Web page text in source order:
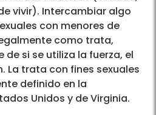
vivir). Intercambiar algo
con menores de
como trata,
si se utiliza la fuerza, el
La trata con fines sexuales
definido en la
Unidos y de Virginia.